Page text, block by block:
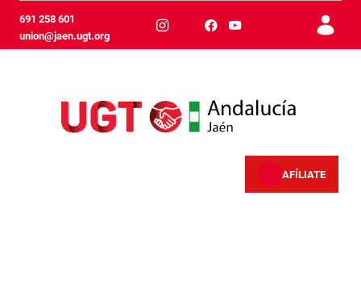
メインコンテンツにスキップ
691 258 601
union@jaen.ugt.org
AFÍLIATE